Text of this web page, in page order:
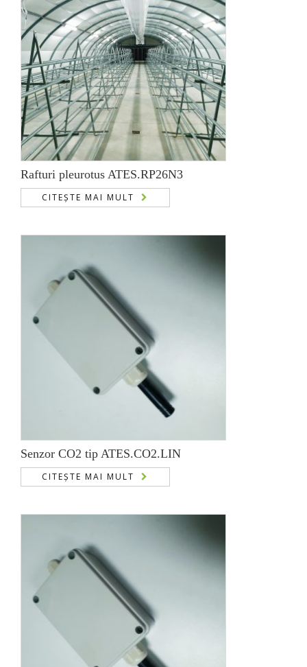
Rafturi pleurotus ATES.RP26N3
CITEȘTE MAI MULT
Senzor CO2 tip ATES.CO2.LIN
CITEȘTE MAI MULT